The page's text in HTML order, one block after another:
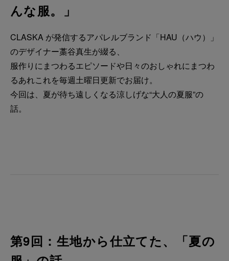
んな服。」
CLASKA が発信するアパレルブランド「HAU（ハウ）」
のデザイナー藁谷真生が綴る、
服作りにまつわるエピソードや日々のおしゃれにまつわ
るあれこれを毎週土曜日更新でお届け。
今回は、夏が待ち遠しくなる涼しげな“大人の夏服”の
話。
第9回：生地から仕立てた、「夏の